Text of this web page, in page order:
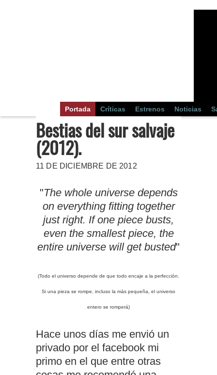
Portada Críticas Estrenos Noticias
Bestias del sur salvaje
(2012).
11 DE DICIEMBRE DE 2012
"The whole universe depends
on everything fitting together
just right. If one piece busts,
even the smallest piece, the
entire universe will get busted"
(Todo el universo depende de que todo encaje a la perfección.
Si una pieza se rompe, incluso la más pequeña, el universo
entero se romperá)
Hace unos días me envió un
privado por el facebook mi
primo en el que entre otras